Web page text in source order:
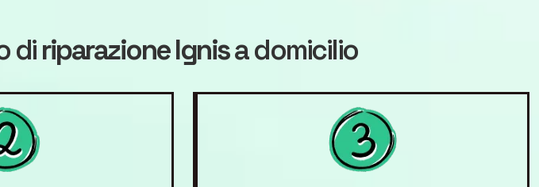
diriparazione Ignisa domicilio